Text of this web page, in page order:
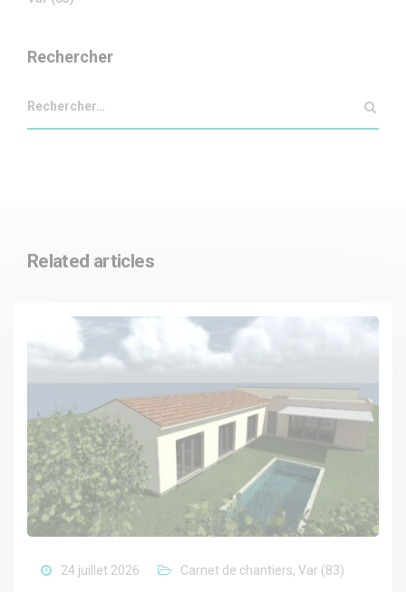
Rechercher
Related articles
24 juillet 2026 Carnet de chantiers, Var (83)